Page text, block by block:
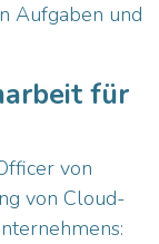
Aufgaben und
für
von
von Cloud-